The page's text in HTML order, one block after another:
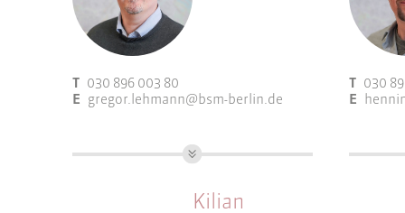
T
030 896 003 80
E
gregor.lehmann@bsm-berlin.de
Dipl.-Ing. Raum- und
T
030
E
Dipl.-
Kilian